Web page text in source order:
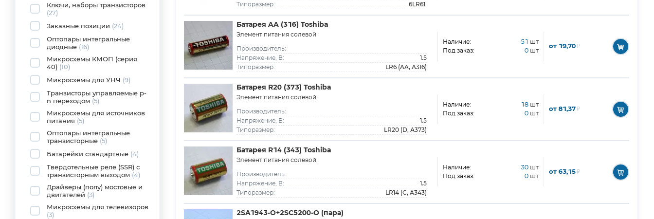
Ключи, наборы транзисторов
(27)
Заказные позиции (24)
Оптопары интегральные
диодные (16)
Микросхемы КМОП (серия
40) (10)
Микросхемы для УНЧ (9)
Транзисторы управляемые p-
n переходом (5)
Микросхемы для источников
питания (5)
Оптопары интегральные
транзисторные (5)
Батарейки стандартные (4)
Твердотельные реле (SSR) с
транзисторным выходом (4)
Драйверы (полу) мостовые и
двигателей (3)
Микросхемы для телевизоров
(3)
Типоразмер: 6LR61
Батарея AA (316) Toshiba
Элемент питания солевой
Производитель:
Напряжение, В:
1.5
Типоразмер: LR6 (AA, А316)
Наличие: 51 шт
Под заказ: 0 шт
от 19,70₽
Батарея R20 (373) Toshiba
Элемент питания солевой
Производитель:
Напряжение, В:
1.5
Типоразмер: LR20 (D, А373)
Наличие: 18 шт
Под заказ: 0 шт
от 81,37₽
Батарея R14 (343) Toshiba
Элемент питания солевой
Производитель:
Напряжение, В:
1.5
Типоразмер: LR14 (C, А343)
Наличие: 30 шт
Под заказ: 0 шт
от 63,15₽
2SA1943-O+2SC5200-O (пара)